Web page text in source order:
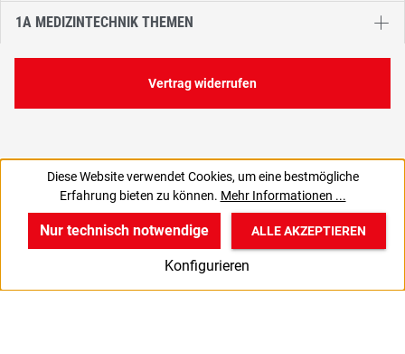
9,50 € 16,72 €
1A MEDIZINTECHNIK THEMEN
Vertrag widerrufen
Diese Website verwendet Cookies, um eine bestmögliche
Erfahrung bieten zu können. Mehr Informationen ...
Nur technisch notwendige
Konfigurieren
ALLE AKZEPTIEREN
v
Produkte
B